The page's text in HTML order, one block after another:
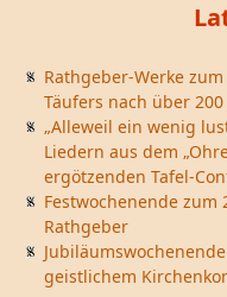
Rathgeber-Werke
Täufers nach über
„Alleweil ein wenig
Liedern aus dem
ergötzenden Tafel-
Festwochenende zum
Rathgeber
geistlichem